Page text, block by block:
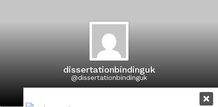
dissertationbindinguk
@dissertationbindinguk